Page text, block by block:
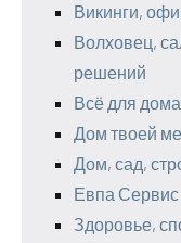
Викинги,
Волховец,
решений
Всё для дома
Дом твоей
Дом, сад,
Евпа
Здоровье,